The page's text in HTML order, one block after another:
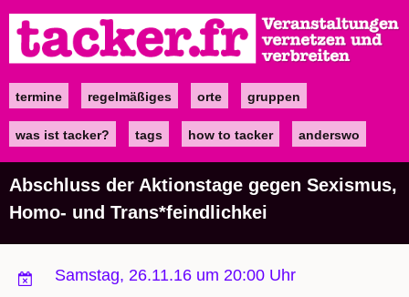
zum
Inhalt
Maintermine regelmäßiges orte gruppen
was ist tacker? tags how to tacker anderswo
Abschluss der Aktionstage gegen Sexismus,
Homo- und Trans*feindlichkei
Samstag, 26.11.16 um 20:00 Uhr